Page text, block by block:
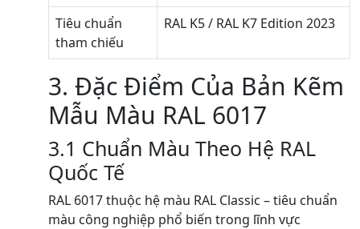
Tiêu chuẩn
tham chiếu
RAL K5 / RAL K7 Edition 2023
3. Đặc Điểm Của Bản Kẽm
Mẫu Màu RAL 6017
3.1 Chuẩn Màu Theo Hệ RAL
Quốc Tế
RAL 6017 thuộc hệ màu RAL Classic – tiêu chuẩn
màu công nghiệp phổ biến trong lĩnh vực